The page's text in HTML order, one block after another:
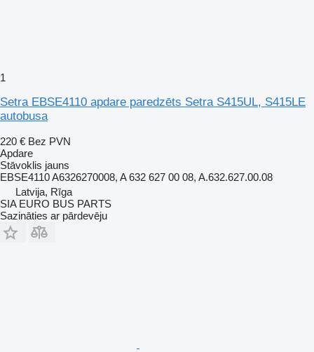
1
Setra EBSE4110 apdare paredzēts Setra S415UL, S415LE
autobusa
220 € Bez PVN
Apdare
Stāvoklis jauns
EBSE4110 A6326270008, A 632 627 00 08, A.632.627.00.08
Latvija, Rīga
SIA EURO BUS PARTS
Sazināties ar pārdevēju